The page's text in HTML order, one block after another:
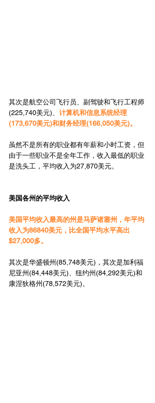
其次是航空公司飞行员、副驾驶和飞行工程师
(225,740美元)、 计算机和信息系统经理
(173,670美元)和财务经理(166,050美元)。
虽然不是所有的职业都有年薪和小时工资，但
由于一些职业不是全年工作，收入最低的职业
是洗头工，平均收入为27,870美元。
美国各州的平均收入
美国平均收入最高的州是马萨诸塞州，年平均
收入为86840美元，比全国平均水平高出
$27,000多。
其次是华盛顿州(85,748美元)，其次是加利福
尼亚州(84,448美元)、纽约州(84,292美元)和
康涅狄格州(78,572美元)。